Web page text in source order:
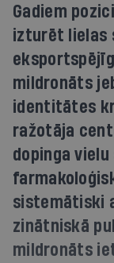
Gadiem
izturēt lielas
mildronāts
identitātes
ražotāja
dopinga
sistemātiski
zinātniskā
mildronāts